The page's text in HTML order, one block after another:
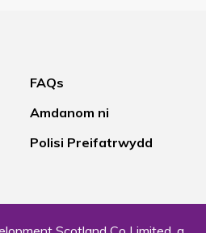
FAQs
Amdanom ni
Polisi Preifatrwydd